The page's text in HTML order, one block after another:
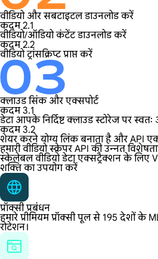
वीडियो और सबटाइटल डाउनलोड करें
कदम 2.1
वीडियो/ऑडियो कंटेंट डाउनलोड करें
कदम 2.2
वीडियो ट्रांसक्रिप्ट प्राप्त करें
क्लाउड सिंक और एक्सपोर्ट
कदम 3.1
डेटा आपके निर्दिष्ट क्लाउड स्टोरेज पर
कदम 3.2
शेयर करने योग्य लिंक बनाता है और API
हमारी वीडियो स्क्रेपर API की उन्नत
स्केलेबल वीडियो डेटा एक्सट्रैक्शन के लिए
शक्ति का उपयोग करें
प्रॉक्सी प्रबंधन
हमारे प्रीमियम प्रॉक्सी पूल से 195 देशों के
रोटेशन।